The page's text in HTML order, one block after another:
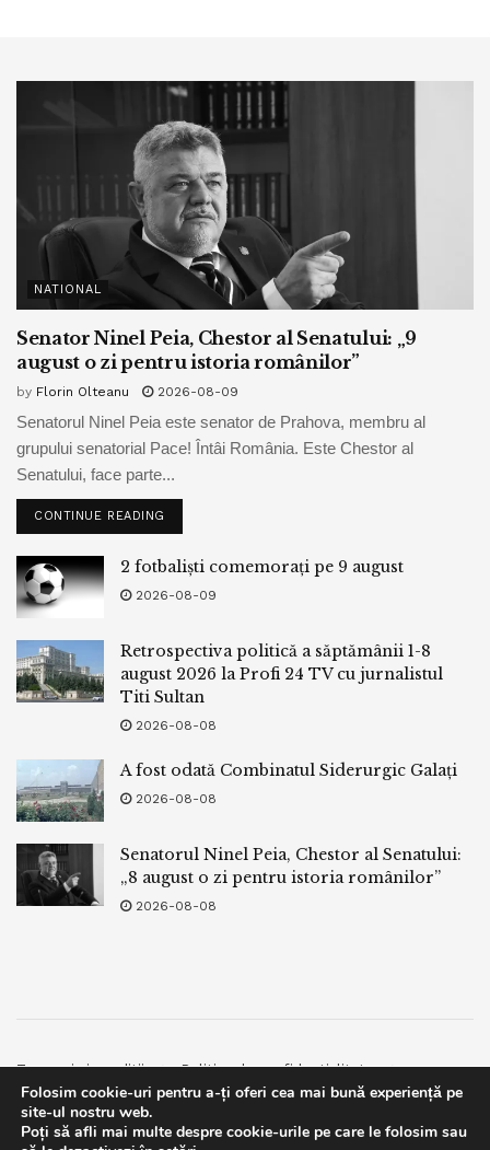
NATIONAL
Senator Ninel Peia, Chestor al Senatului: „9
august o zi pentru istoria românilor”
by Florin Olteanu 2026-08-09
Senatorul Ninel Peia este senator de Prahova, membru al
grupului senatorial Pace! Întâi România. Este Chestor al
Senatului, face parte...
CONTINUE READING
2 fotbaliști comemorați pe 9 august
2026-08-09
Retrospectiva politică a săptămânii 1-8
august 2026 la Profi 24 TV cu jurnalistul
Titi Sultan
2026-08-08
A fost odată Combinatul Siderurgic Galați
2026-08-08
Senatorul Ninel Peia, Chestor al Senatului:
„8 august o zi pentru istoria românilor”
2026-08-08
Termeni si conditii
Politica de confidentialitate
Facebook
Contact
© 2019bpnews- Business & Politics Newsbpnews.
Folosim cookie-uri pentru a-ți oferi cea mai bună experiență pe
site-ul nostru web.
Poți să afli mai multe despre cookie-urile pe care le folosim sau